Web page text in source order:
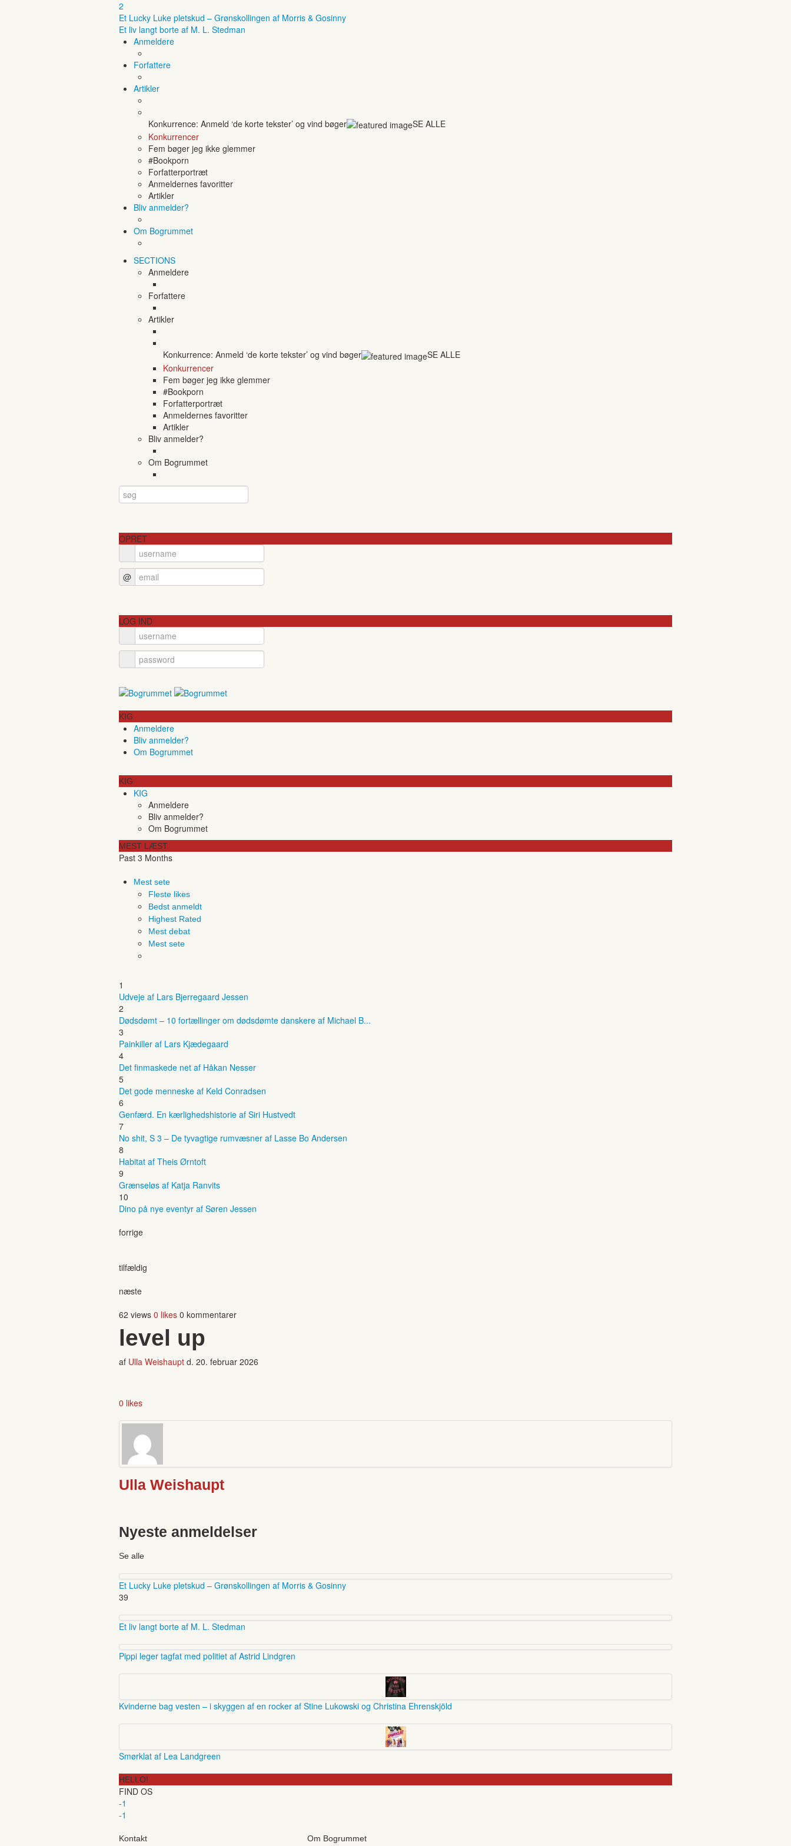
2
Et Lucky Luke pletskud – Grønskollingen af Morris & Gosinny
Et liv langt borte af M. L. Stedman
Anmeldere
Forfattere
Artikler
Konkurrence: Anmeld ‘de korte tekster’ og vind bøger
SE ALLE
Konkurrencer
Fem bøger jeg ikke glemmer
#Bookporn
Forfatterportræt
Anmeldernes favoritter
Artikler
Bliv anmelder?
Om Bogrummet
SECTIONS
Anmeldere
Forfattere
Artikler
Konkurrence: Anmeld ‘de korte tekster’ og vind bøger
SE ALLE
Konkurrencer
Fem bøger jeg ikke glemmer
#Bookporn
Forfatterportræt
Anmeldernes favoritter
Artikler
Bliv anmelder?
Om Bogrummet
OPRET
@
LOG IND
KIG
Anmeldere
Bliv anmelder?
Om Bogrummet
KIG
KIG
Anmeldere
Bliv anmelder?
Om Bogrummet
MEST LÆST
Past 3 Months
Mest sete
Fleste likes
Bedst anmeldt
Highest Rated
Mest debat
Mest sete
1
Udveje af Lars Bjerregaard Jessen
2
Dødsdømt – 10 fortællinger om dødsdømte danskere af Michael B...
3
Painkiller af Lars Kjædegaard
4
Det finmaskede net af Håkan Nesser
5
Det gode menneske af Keld Conradsen
6
Genfærd. En kærlighedshistorie af Siri Hustvedt
7
No shit, S 3 – De tyvagtige rumvæsner af Lasse Bo Andersen
8
Habitat af Theis Ørntoft
9
Grænseløs af Katja Ranvits
10
Dino på nye eventyr af Søren Jessen
forrige
tilfældig
næste
62 views 0 likes 0 kommentarer
level up
af Ulla Weishaupt d. 20. februar 2026
0 likes
Ulla Weishaupt
Nyeste anmeldelser
Se alle
Et Lucky Luke pletskud – Grønskollingen af Morris & Gosinny
39
Et liv langt borte af M. L. Stedman
Pippi leger tagfat med politiet af Astrid Lindgren
Kvinderne bag vesten – i skyggen af en rocker af Stine Lukowski og Christina Ehrenskjöld
Smørklat af Lea Landgreen
HELLO!
FIND OS
-1
-1
Kontakt Om Bogrummet